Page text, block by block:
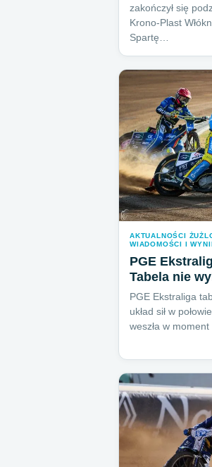
zakończył się
Krono-Plast
Spartę…
AKTUALNOŚCI
WIADOMOŚCI I
PGE
Tabela nie
PGE Ekstraliga
układ sił w
weszła w